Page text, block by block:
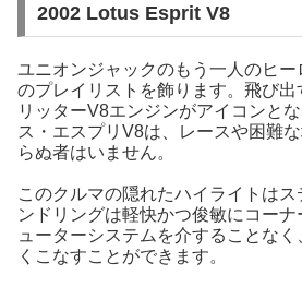
2002 Lotus Esprit V8
ユニオンジャックのもう一人のヒ
のプレイリストを飾ります。飛び
リッターV8エンジンがアイコンと
ス・エスプリV8は、レースや困難
らぬ者はいません。
このクルマの隠れたハイライトは
ンドリングは軽快かつ俊敏にコー
ューターシステムを介することな
くこなすことができます。